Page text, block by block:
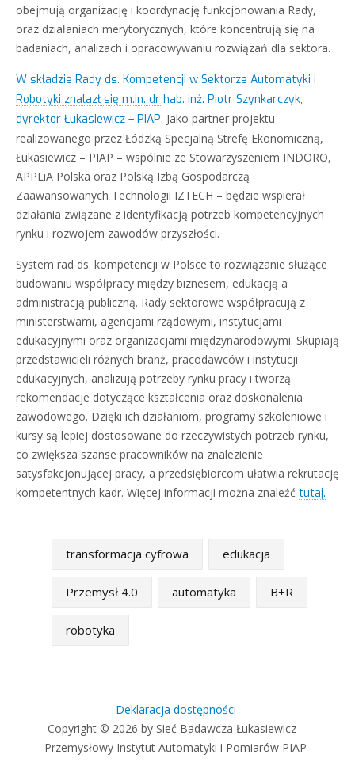
obejmują organizację i koordynację funkcjonowania Rady,
oraz działaniach merytorycznych, które koncentrują się na
badaniach, analizach i opracowywaniu rozwiązań dla sektora.
W składzie Rady ds. Kompetencji w Sektorze Automatyki i
Robotyki znalazł się m.in. dr hab. inż. Piotr Szynkarczyk,
dyrektor Łukasiewicz – PIAP. Jako partner projektu
realizowanego przez Łódzką Specjalną Strefę Ekonomiczną,
Łukasiewicz – PIAP – wspólnie ze Stowarzyszeniem INDORO,
APPLiA Polska oraz Polską Izbą Gospodarczą
Zaawansowanych Technologii IZTECH – będzie wspierał
działania związane z identyfikacją potrzeb kompetencyjnych
rynku i rozwojem zawodów przyszłości.
System rad ds. kompetencji w Polsce to rozwiązanie służące
budowaniu współpracy między biznesem, edukacją a
administracją publiczną. Rady sektorowe współpracują z
ministerstwami, agencjami rządowymi, instytucjami
edukacyjnymi oraz organizacjami międzynarodowymi. Skupiają
przedstawicieli różnych branż, pracodawców i instytucji
edukacyjnych, analizują potrzeby rynku pracy i tworzą
rekomendacje dotyczące kształcenia oraz doskonalenia
zawodowego. Dzięki ich działaniom, programy szkoleniowe i
kursy są lepiej dostosowane do rzeczywistych potrzeb rynku,
co zwiększa szanse pracowników na znalezienie
satysfakcjonującej pracy, a przedsiębiorcom ułatwia rekrutację
kompetentnych kadr. Więcej informacji można znaleźć tutaj.
transformacja cyfrowa edukacja
Przemysł 4.0 automatyka B+R
robotyka
Deklaracja dostępności
Copyright © 2026 by Sieć Badawcza Łukasiewicz -
Przemysłowy Instytut Automatyki i Pomiarów PIAP